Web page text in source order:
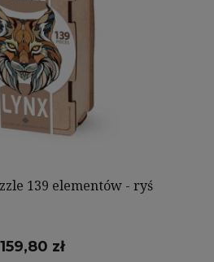
139 elementów - ryś
159,80 zł